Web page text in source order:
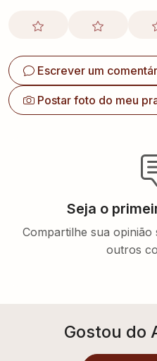
Escrever um
Postar foto do meu
Seja o
Compartilhe sua opinião
outros
Gostou do